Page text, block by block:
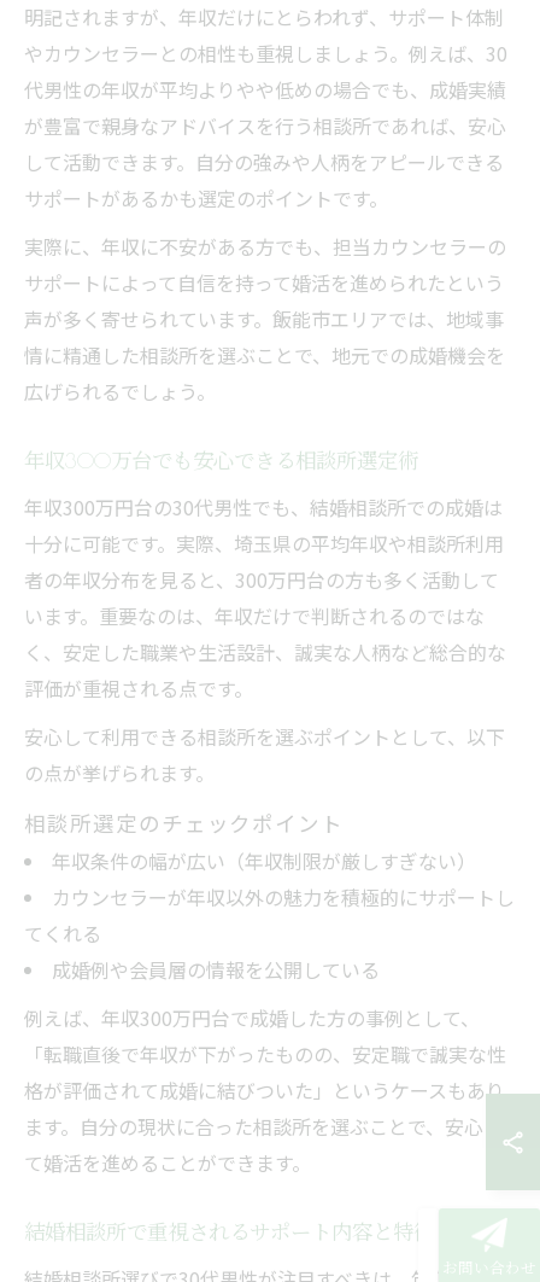
明記されますが、年収だけにとらわれず、サポート体制
やカウンセラーとの相性も重視しましょう。例えば、30
代男性の年収が平均よりやや低めの場合でも、成婚実績
が豊富で親身なアドバイスを行う相談所であれば、安心
して活動できます。自分の強みや人柄をアピールできる
サポートがあるかも選定のポイントです。
実際に、年収に不安がある方でも、担当カウンセラーの
サポートによって自信を持って婚活を進められたという
声が多く寄せられています。飯能市エリアでは、地域事
情に精通した相談所を選ぶことで、地元での成婚機会を
広げられるでしょう。
年収300万台でも安心できる相談所選定術
年収300万円台の30代男性でも、結婚相談所での成婚は
十分に可能です。実際、埼玉県の平均年収や相談所利用
者の年収分布を見ると、300万円台の方も多く活動して
います。重要なのは、年収だけで判断されるのではな
く、安定した職業や生活設計、誠実な人柄など総合的な
評価が重視される点です。
安心して利用できる相談所を選ぶポイントとして、以下
の点が挙げられます。
相談所選定のチェックポイント
年収条件の幅が広い（年収制限が厳しすぎない）
カウンセラーが年収以外の魅力を積極的にサポートし
てくれる
成婚例や会員層の情報を公開している
例えば、年収300万円台で成婚した方の事例として、
「転職直後で年収が下がったものの、安定職で誠実な性
格が評価されて成婚に結びついた」というケースもあり
ます。自分の現状に合った相談所を選ぶことで、安心し
て婚活を進めることができます。
結婚相談所で重視されるサポート内容と特徴
お問い合わせ